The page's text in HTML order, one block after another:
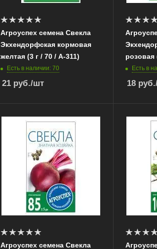
Агроуспех семена Свекла
Экхендорфская кормовая
желтая (3 г / 70 / А-311)
Есть в наличии: 70
21 руб./шт
розовая
Есть в
18 руб.
Агроуспех семена Свекла